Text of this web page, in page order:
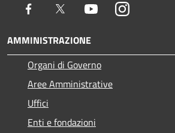
Facebook Twitter YoutubeInstagram
AMMINISTRAZIONE
Organi di Governo
Aree Amministrative
Uffici
Enti e fondazioni